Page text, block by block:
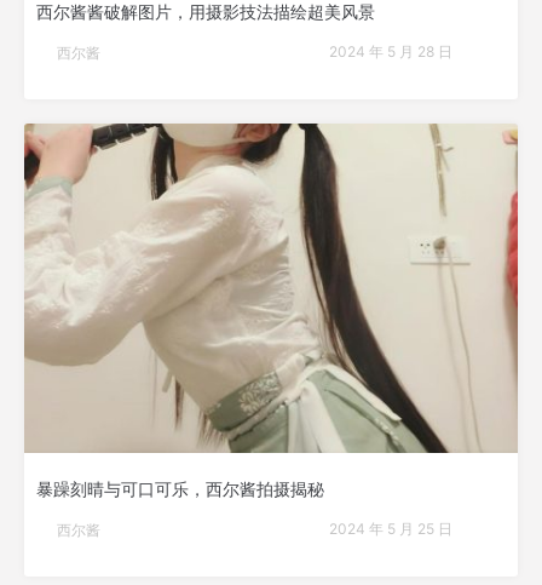
西尔酱酱破解图片，用摄影技法描绘超美风景
西尔酱 2024 年 5 月 28 日
暴躁刻晴与可口可乐，西尔酱拍摄揭秘
西尔酱 2024 年 5 月 25 日